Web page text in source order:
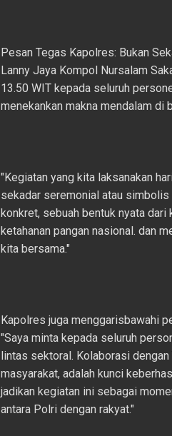
Pesan Tegas Kapolres: Bukan
Lanny Jaya Kompol Nursalam
13.50 WIT kepada seluruh
menekankan makna mendalam di
"Kegiatan yang kita laksanakan
sekadar seremonial atau simbolis
konkret, sebuah bentuk nyata
ketahanan pangan nasional. dan
kita bersama."
Kapolres juga menggarisbawahi
"Saya minta kepada seluruh
lintas sektoral. Kolaborasi
masyarakat, adalah kunci
jadikan kegiatan ini sebagai
antara Polri dengan rakyat."